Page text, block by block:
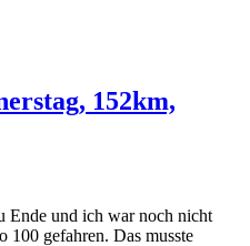
152km,
Ende und ich war noch nicht
100 gefahren. Das musste